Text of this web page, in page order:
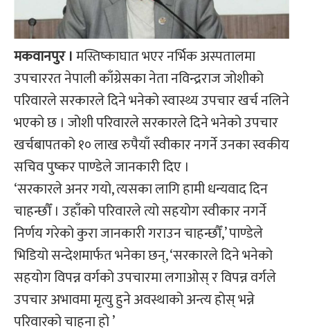
मकवानपुर ।मस्तिष्काघात भएर नर्भिक अस्पतालमा
उपचाररत नेपाली काँग्रेसका नेता नविन्द्रराज जोशीको
परिवारले सरकारले दिने भनेको स्वास्थ्य उपचार खर्च नलिने
भएको छ । जोशी परिवारले सरकारले दिने भनेको उपचार
खर्चबापतको १० लाख रुपैयाँ स्वीकार नगर्ने उनका स्वकीय
सचिव पुष्कर पाण्डेले जानकारी दिए ।
‘सरकारले अनर गयो, त्यसका लागि हामी धन्यवाद दिन
चाहन्छौँ । उहाँको परिवारले त्यो सहयोग स्वीकार नगर्ने
निर्णय गरेको कुरा जानकारी गराउन चाहन्छौँ,’ पाण्डेले
भिडियो सन्देशमार्फत भनेका छन्, ‘सरकारले दिने भनेको
सहयोग विपन्न वर्गको उपचारमा लगाओस् र विपन्न वर्गले
उपचार अभावमा मृत्यु हुने अवस्थाको अन्त्य होस् भन्ने
परिवारको चाहना हो ’